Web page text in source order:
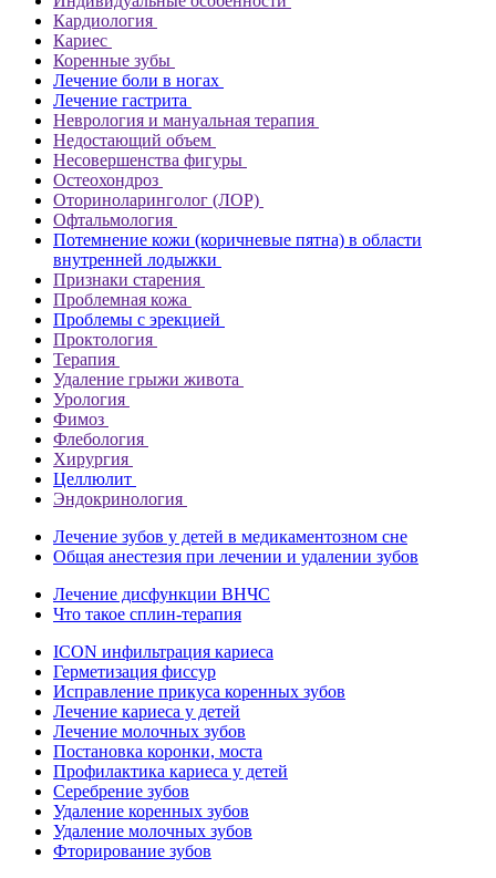
Кардиология
Кариес
Коренные зубы
Лечение боли в ногах
Лечение гастрита
Неврология и мануальная терапия
Недостающий объем
Несовершенства фигуры
Остеохондроз
Оториноларинголог (ЛОР)
Офтальмология
Потемнение кожи (коричневые пятна) в области
внутренней лодыжки
Признаки старения
Проблемная кожа
Проблемы с эрекцией
Проктология
Терапия
Удаление грыжи живота
Урология
Фимоз
Флебология
Хирургия
Целлюлит
Эндокринология
Лечение зубов у детей в медикаментозном сне
Общая анестезия при лечении и удалении зубов
Лечение дисфункции ВНЧС
Что такое сплин-терапия
ICON инфильтрация кариеса
Герметизация фиссур
Исправление прикуса коренных зубов
Лечение кариеса у детей
Лечение молочных зубов
Постановка коронки, моста
Профилактика кариеса у детей
Серебрение зубов
Удаление коренных зубов
Удаление молочных зубов
Фторирование зубов